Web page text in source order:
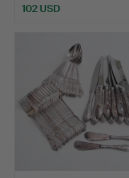
102 USD